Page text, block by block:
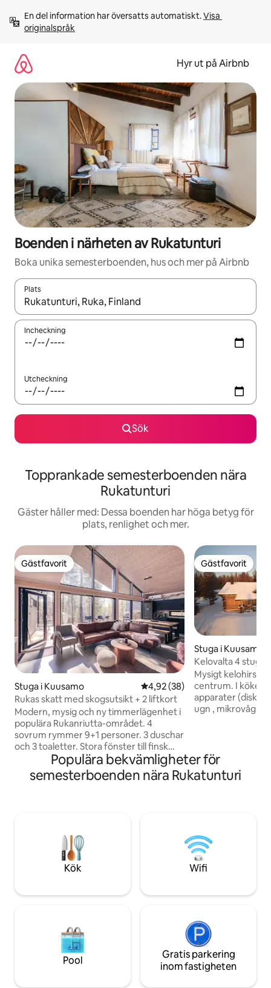
innehåll
En del information har översatts automatiskt. Visa
originalspråk
Hyr ut på Airbnb
Boenden i närheten av Rukatunturi
Boka unika semesterboenden, hus och mer på Airbnb
Plats
När resultaten är tillgängliga kan du navigera med upp- och
Incheckning
Utcheckning
Sök
Topprankade semesterboenden nära
Rukatunturi
Gäster håller med: Dessa boenden har höga betyg för
plats, renlighet och mer.
Gästfavorit
Gästfavorit
Stuga i Kuusamo 4,92 av 5 i genomsnittligt
4,92 (38)
Rukas skatt med skogsutsikt + 2 liftkort
Modern, mysig och ny timmerlägenhet i
populära Rukanriutta-området. 4
sovrum rymmer 9+1 personer. 3 duschar
och 3 toaletter. Stora fönster till finsk
skog och fantastisk bastu. Du kommer
att älska dem! En mataffär, vinbutik, kall
bensinstation och snöskoter och
575e för en vecka), en snöskoter till
skidbackarna (missa inte det) och en
Gästfavorit
Gästfavorit
Stuga i Kuusamo
Kelovalta 4 stuga
Mysigt kelohirsi
centrum. I köket,
apparater
ugn ,
loftcenter med
ändar. Det ena
med två separata
Populära bekvämligheter för
semesterboenden nära Rukatunturi
Kök Wifi
Pool
Gratis parkering
inom fastigheten